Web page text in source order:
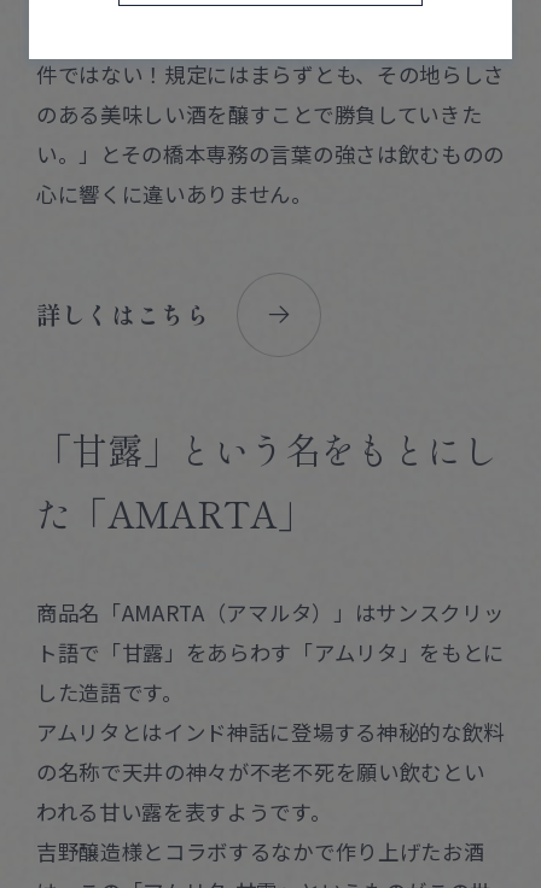
件ではない！規定にはまらずとも、その地らしさ
のある美味しい酒を醸すことで勝負していきた
い。」とその橋本専務の言葉の強さは飲むものの
心に響くに違いありません。
詳しくはこちら
「甘露」という名をもとにし
た「AMARTA」
商品名「AMARTA（アマルタ）」はサンスクリッ
ト語で「甘露」をあらわす「アムリタ」をもとに
した造語です。
アムリタとはインド神話に登場する神秘的な飲料
の名称で天井の神々が不老不死を願い飲むとい
われる甘い露を表すようです。
吉野醸造様とコラボするなかで作り上げたお酒